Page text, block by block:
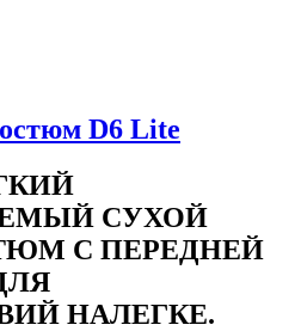
D6 Lite
СУХОЙ
С ПЕРЕДНЕЙ
НАЛЕГКЕ.